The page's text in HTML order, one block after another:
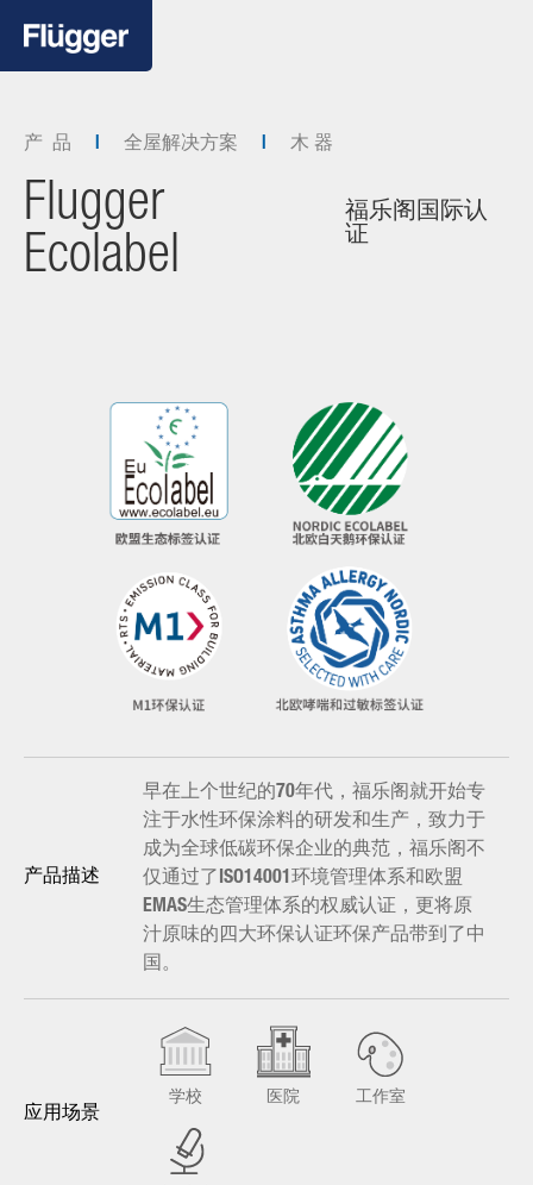
产 品 全屋解决方案 木 器
Flugger
Ecolabel
福乐阁国际认
证
产品描述
早在上个世纪的70年代，福乐阁就开始专
注于水性环保涂料的研发和生产，致力于
成为全球低碳环保企业的典范，福乐阁不
仅通过了ISO14001环境管理体系和欧盟
EMAS生态管理体系的权威认证，更将原
汁原味的四大环保认证环保产品带到了中
国。
应用场景
学校 医院 工作室